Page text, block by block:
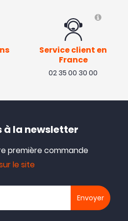
Service client en
France
02 35 00 30 00
la newsletter
première commande
le site